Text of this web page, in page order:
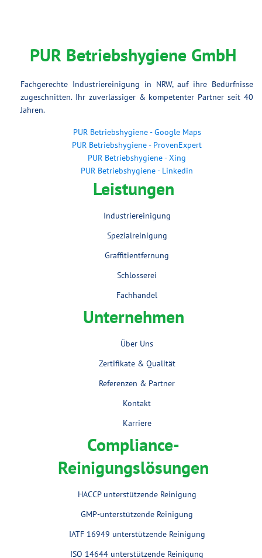
PUR Betriebshygiene GmbH
Fachgerechte Industriereinigung in NRW, auf ihre Bedürfnisse
zugeschnitten. Ihr zuverlässiger & kompetenter Partner seit 40
Jahren.
PUR Betriebshygiene - Google Maps
PUR Betriebshygiene - ProvenExpert
PUR Betriebshygiene - Xing
PUR Betriebshygiene - Linkedin
Leistungen
Industriereinigung
Spezialreinigung
Graffitientfernung
Schlosserei
Fachhandel
Unternehmen
Über Uns
Zertifikate & Qualität
Referenzen & Partner
Kontakt
Karriere
Compliance-
Reinigungslösungen
HACCP unterstützende Reinigung
GMP-unterstützende Reinigung
IATF 16949 unterstützende Reinigung
ISO 14644 unterstützende Reinigung